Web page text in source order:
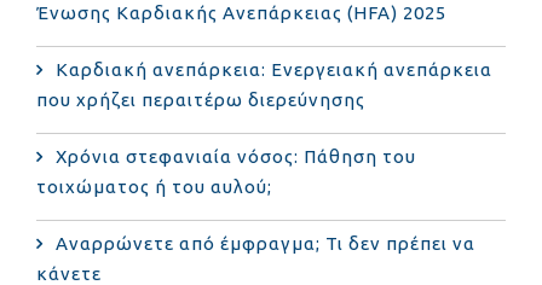
Ένωσης Καρδιακής Ανεπάρκειας (HFA) 2025
Καρδιακή ανεπάρκεια: Ενεργειακή ανεπάρκεια
που χρήζει περαιτέρω διερεύνησης
Χρόνια στεφανιαία νόσος: Πάθηση του
τοιχώματος ή του αυλού;
Αναρρώνετε από έμφραγμα; Τι δεν πρέπει να
κάνετε